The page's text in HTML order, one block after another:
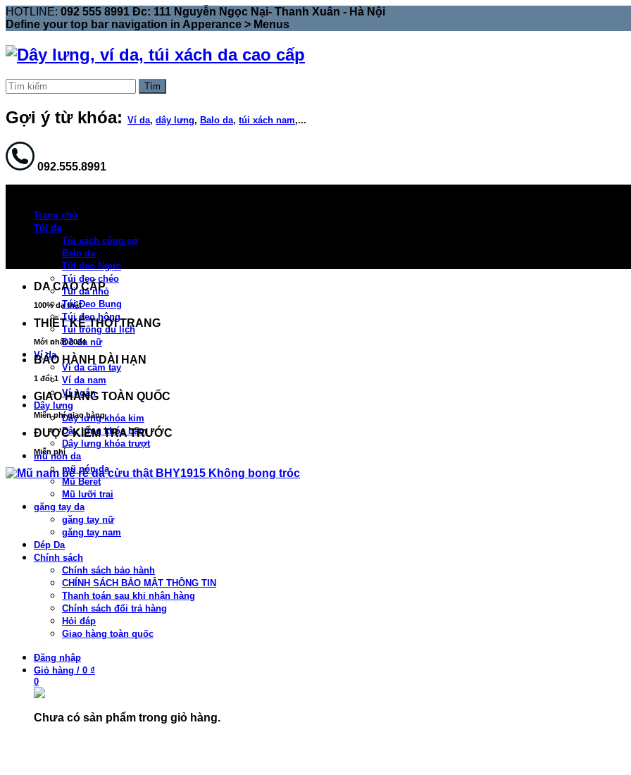
HOTLINE: 092 555 8991 Đc: 111 Nguyễn Ngọc Nại- Thanh Xuân - Hà Nội
Define your top bar navigation in Apperance > Menus
Tìm
Gợi ý từ khóa: Ví da, dây lưng, Balo da, túi xách nam,...
092.555.8991
Trang chủ
Túi da
Túi xách công sở
Balo da
Túi đeo Ngực
Túi đeo chéo
Túi da nhỏ
Túi Đeo Bụng
Túi đeo hông
Túi trống du lịch
Đồ da nữ
Ví da
Ví da cầm tay
Ví da nam
Ví ngắn
Dây lưng
Dây lưng khóa kim
Dây lưng khóa bấm
Dây lưng khóa trượt
mũ nón da
mũ nón da
Mũ Beret
Mũ lưỡi trai
găng tay da
găng tay nữ
găng tay nam
Dép Da
Chính sách
Chính sách bảo hành
CHÍNH SÁCH BẢO MẬT THÔNG TIN
Thanh toán sau khi nhận hàng
Chính sách đổi trả hàng
Hỏi đáp
Giao hàng toàn quốc
Đăng nhập
Giỏ hàng / 0 ₫
0
Chưa có sản phẩm trong giỏ hàng.
DA CAO CẤP
100% da thật
THIẾT KẾ THỜI TRANG
Mới nhất 2024
BẢO HÀNH DÀI HẠN
1 đổi 1
GIAO HÀNG TOÀN QUỐC
Miễn phí giao hàng
ĐƯỢC KIỂM TRA TRƯỚC
Miễn phí